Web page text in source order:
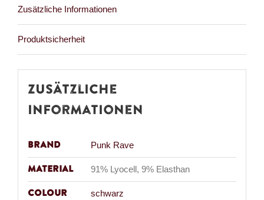
Zusätzliche Informationen
Produktsicherheit
Zusätzliche
Informationen
Brand Punk Rave
Material 91% Lyocell, 9% Elasthan
Colour schwarz